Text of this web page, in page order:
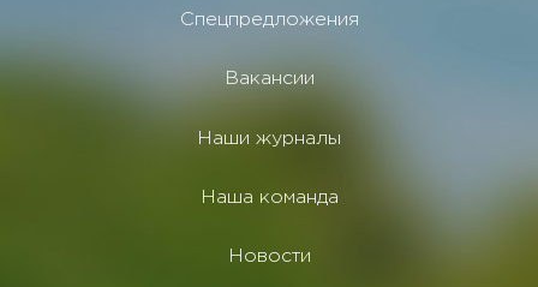
Спецпредложения
Вакансии
Наши журналы
Наша команда
Новости